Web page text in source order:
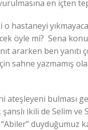
en içten
hastaneyi
öyle mi? Sena
ararken ben yanıtı
sahne yazmamış
ateşleyeni bulması
ikili de Selim ve
duyduğumuz